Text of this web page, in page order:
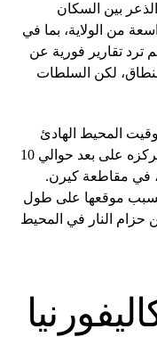
بين السكان
من الولاية، بما في
تقارير فورية عن
لكن السلطات
02:47 صباحًا بتوقيت المحيط الهادئ
(11:47 صباحًا بتوقيت جرينتش)، وكان مركزه على بعد حوالي 10
في مقاطعة كيرن.
بسبب موقعها على طول
حزام النار في المحيط